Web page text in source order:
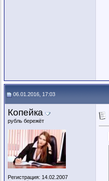
06.01.2016, 17:03
Копейка
рубль бережёт
Регистрация: 14.02.2007